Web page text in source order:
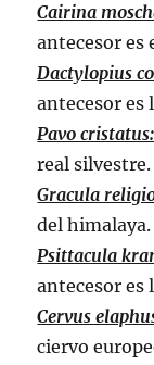
Cairina
antecesor es
Dactylopius
antecesor es
Pavo cristatus:
real silvestre.
Gracula
del himalaya.
Psittacula
antecesor es
Cervus
ciervo